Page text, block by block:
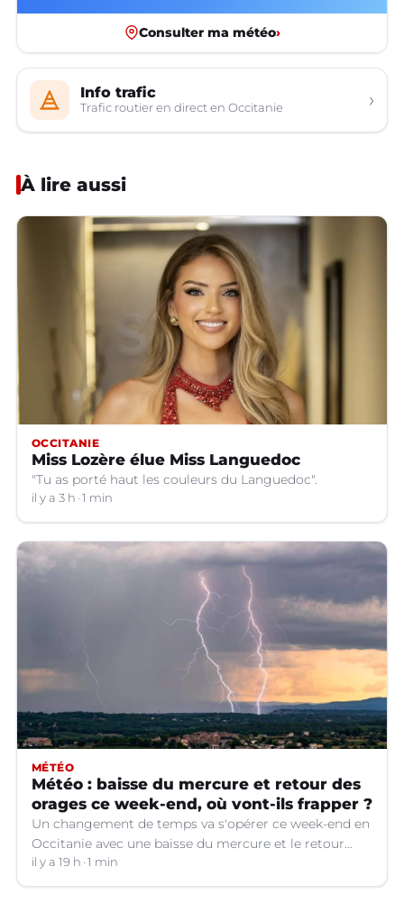
Consulter ma météo›
Info trafic
Trafic routier en direct en Occitanie ›
À lire aussi
OCCITANIE
Miss Lozère élue Miss Languedoc
"Tu as porté haut les couleurs du Languedoc".
il y a 3 h 1 min
MÉTÉO
Météo : baisse du mercure et retour des
orages ce week-end, où vont-ils frapper ?
Un changement de temps va s'opérer ce week-end en
Occitanie avec une baisse du mercure et le retour
d'orages dans certains départements.
il y a 19 h 1 min